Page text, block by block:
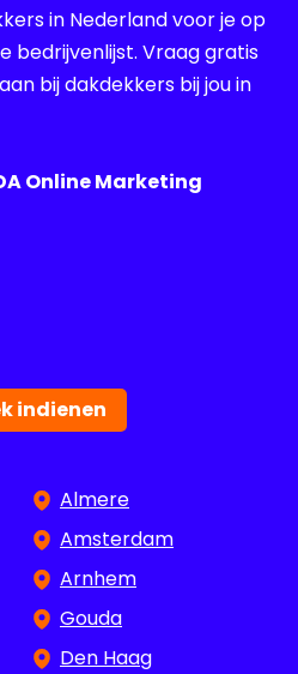
in Nederland voor je op
bedrijvenlijst. Vraag gratis
bij dakdekkers bij jou in
Online Marketing
indienen
Almere
Amsterdam
Arnhem
Gouda
Den Haag